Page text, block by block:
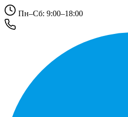
Пн–Сб: 9:00–18:00